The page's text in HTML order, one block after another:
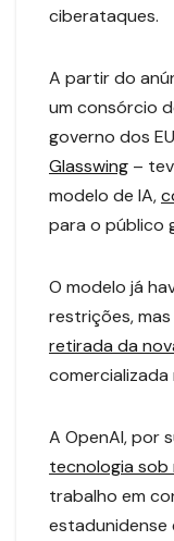
ciberataques.
A partir do
um consórcio
governo dos
Glasswing –
modelo de IA,
para o público
O modelo já
restrições,
retirada da
comercializada
A OpenAI, por
tecnologia
trabalho em
estadunidense